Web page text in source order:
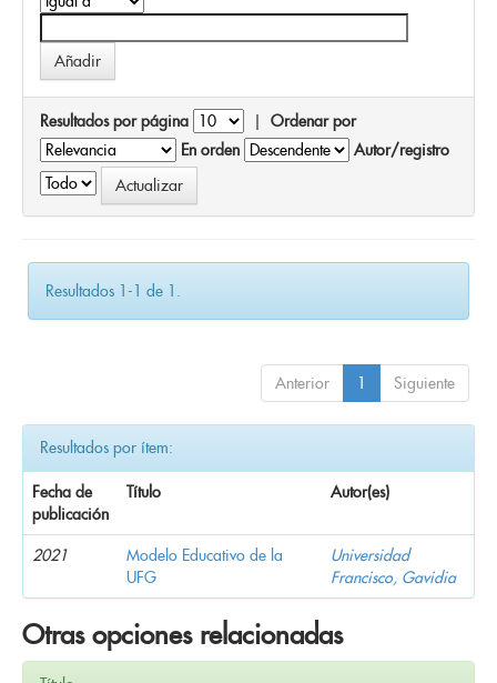
Resultados por página | Ordenar por
En orden
Autor/registro
Resultados 1-1 de 1.
Anterior 1 Siguiente
Resultados por ítem:
Fecha de
publicación
Título Autor(es)
2021
Modelo Educativo de la
UFG
Universidad
Francisco, Gavidia
Otras opciones relacionadas